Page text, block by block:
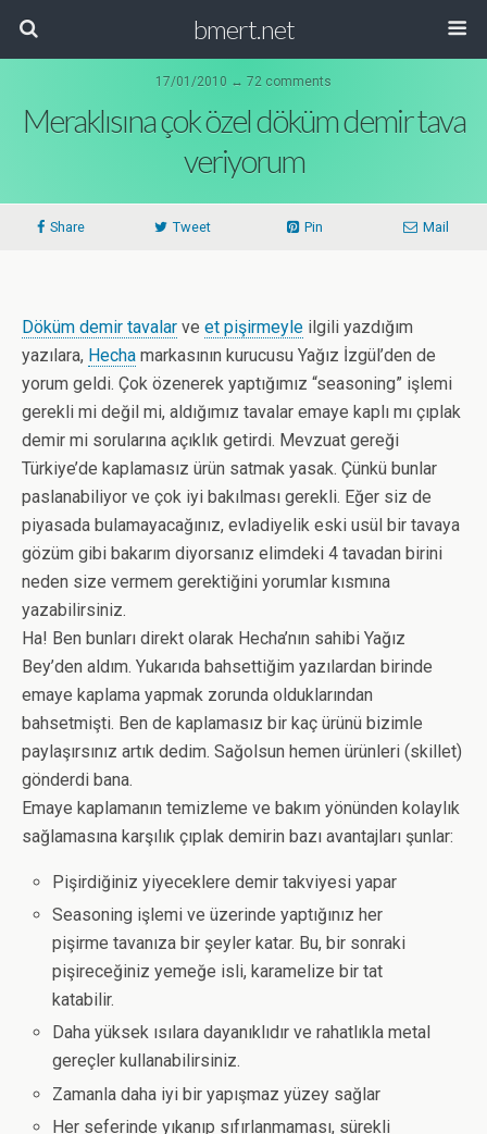
bmert.net
17/01/2010 ↔ 72 comments
Meraklısına çok özel döküm demir tava
veriyorum
Share Tweet Pin Mail
Döküm demir tavalar ve et pişirmeyle ilgili yazdığım
yazılara, Hecha markasının kurucusu Yağız İzgül’den de
yorum geldi. Çok özenerek yaptığımız “seasoning” işlemi
gerekli mi değil mi, aldığımız tavalar emaye kaplı mı çıplak
demir mi sorularına açıklık getirdi. Mevzuat gereği
Türkiye’de kaplamasız ürün satmak yasak. Çünkü bunlar
paslanabiliyor ve çok iyi bakılması gerekli. Eğer siz de
piyasada bulamayacağınız, evladiyelik eski usül bir tavaya
gözüm gibi bakarım diyorsanız elimdeki 4 tavadan birini
neden size vermem gerektiğini yorumlar kısmına
yazabilirsiniz.
Ha! Ben bunları direkt olarak Hecha’nın sahibi Yağız
Bey’den aldım. Yukarıda bahsettiğim yazılardan birinde
emaye kaplama yapmak zorunda olduklarından
bahsetmişti. Ben de kaplamasız bir kaç ürünü bizimle
paylaşırsınız artık dedim. Sağolsun hemen ürünleri (skillet)
gönderdi bana.
Emaye kaplamanın temizleme ve bakım yönünden kolaylık
sağlamasına karşılık çıplak demirin bazı avantajları şunlar:
Pişirdiğiniz yiyeceklere demir takviyesi yapar
Seasoning işlemi ve üzerinde yaptığınız her
pişirme tavanıza bir şeyler katar. Bu, bir sonraki
pişireceğiniz yemeğe isli, karamelize bir tat
katabilir.
Daha yüksek ısılara dayanıklıdır ve rahatlıkla metal
gereçler kullanabilirsiniz.
Zamanla daha iyi bir yapışmaz yüzey sağlar
Her seferinde yıkanıp sıfırlanmaması, sürekli